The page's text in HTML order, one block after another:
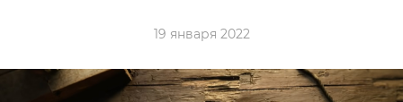
19 января 2022